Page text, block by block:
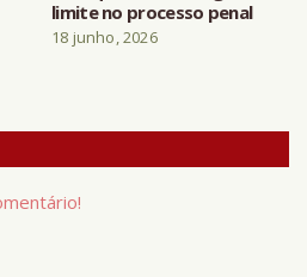
limite no processo penal
18 junho, 2026